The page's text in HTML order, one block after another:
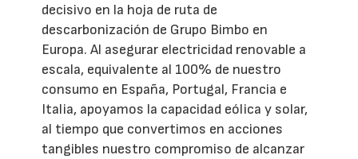
decisivo en la hoja de ruta de
descarbonización de Grupo Bimbo en
Europa. Al asegurar electricidad renovable a
escala, equivalente al 100% de nuestro
consumo en España, Portugal, Francia e
Italia, apoyamos la capacidad eólica y solar,
al tiempo que convertimos en acciones
tangibles nuestro compromiso de alcanzar